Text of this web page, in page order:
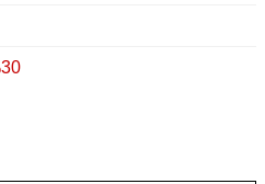
30